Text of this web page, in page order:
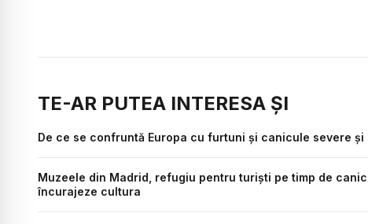
TE-AR PUTEA INTERESA ȘI
De ce se confruntă Europa cu furtuni și canicule severe
Muzeele din Madrid, refugiu pentru turiști pe timp de
încurajeze cultura